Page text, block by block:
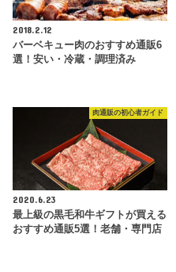
2018.2.12
バーベキュー肉のおすすめ通販6
選！安い・冷蔵・調理済み
肉通販の初心者ガイド
2020.6.23
最上級の黒毛和牛ギフトが買える
おすすめ通販5選！老舗・専門店